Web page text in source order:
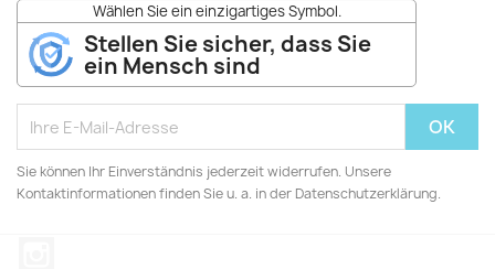
Wählen Sie ein einzigartiges Symbol.
Stellen Sie sicher, dass Sie
ein Mensch sind
Sie können Ihr Einverständnis jederzeit widerrufen. Unsere
Kontaktinformationen finden Sie u. a. in der Datenschutzerklärung.